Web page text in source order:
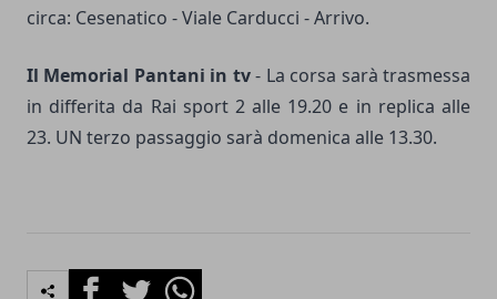
circa: Cesenatico - Viale Carducci - Arrivo.
Il Memorial Pantani in tv- La corsa sarà trasmessa
in differita da Rai sport 2 alle 19.20 e in replica alle
23. UN terzo passaggio sarà domenica alle 13.30.
FacebookTwitterWhatsapp